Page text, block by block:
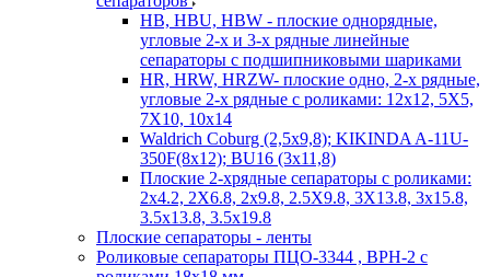
HB, HBU, HBW - плоские однорядные,
угловые 2-х и 3-х рядные линейные
сепараторы с подшипниковыми шариками
HR, HRW, HRZW- плоские одно, 2-х рядные,
угловые 2-х рядные с роликами: 12х12, 5X5,
7X10, 10х14
Waldrich Coburg (2,5х9,8); KIKINDA A-11U-
350F(8х12); BU16 (3х11,8)
Плоские 2-хрядные сепараторы с роликами:
2х4.2, 2X6.8, 2х9.8, 2.5X9.8, 3X13.8, 3х15.8,
3.5х13.8, 3.5х19.8
Плоские сепараторы - ленты
Роликовые сепараторы ПЦО-3344 , ВРН-2 с